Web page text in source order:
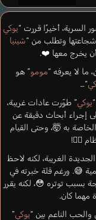
السرية، أخيرًا قررت “يوكي
شجاعتها وتطلب من “شينيا
أن يخرج معها ❤️.
ما لا يعرفه “مومو” هو
“…
يوكي” طوّرت عادات غريبة،
إجراء أبحاث دقيقة عن
به 🤯، وحتى القيام
🕵️‍♀️!
الغريبة، لكنه لاحظ
😅. ورغم قلة خبرته في
توتره 😳، لكنه يقرر
مهما كان.
الناعم بين “يوكي”